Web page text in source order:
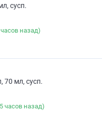
сусп.
назад)
70 мл, сусп.
часов назад)